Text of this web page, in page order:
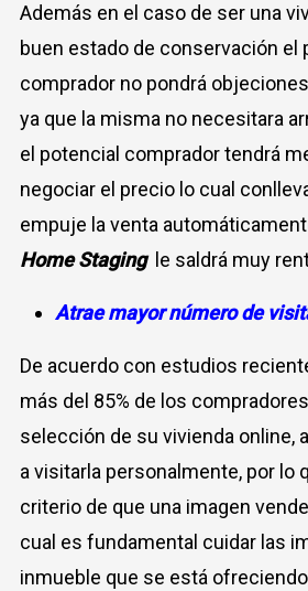
Además en el caso de ser una
buen estado de conservación el
comprador no pondrá
ya que la misma no necesitara
el potencial comprador tendrá
negociar el precio lo cual
empuje la venta
Home Stagingle saldrá muy
Atrae mayor número de
De acuerdo con estudios
más del 85% de los
selección de su vivienda online,
a visitarla personalmente, por lo
criterio de que una imagen
cual es fundamental cuidar las
inmueble que se está